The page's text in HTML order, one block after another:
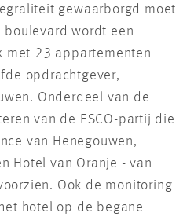
gewaarborgd moet
boulevard wordt een
met 23 appartementen
opdrachtgever,
Onderdeel van de
van de ESCO-partij die
van Henegouwen,
Hotel van Oranje - van
Ook de monitoring
hotel op de begane